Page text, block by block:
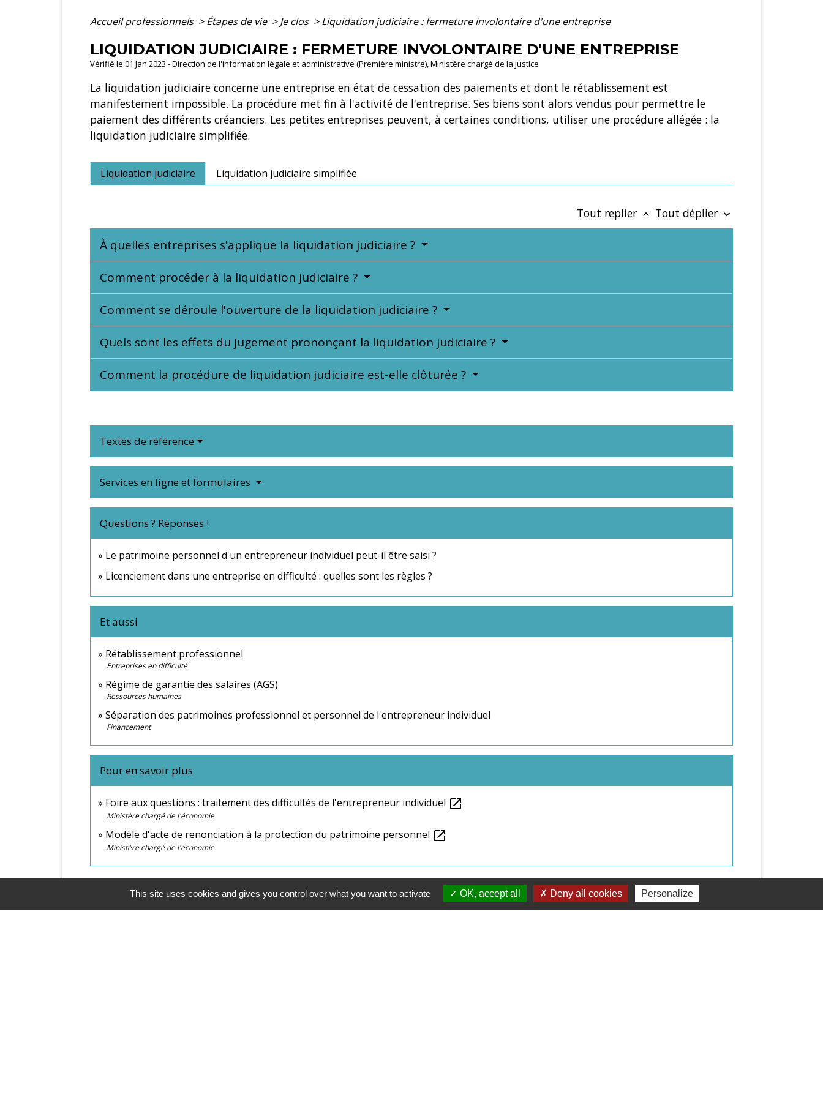
Accueil professionnels > Étapes de vie > Je clos > Liquidation judiciaire : fermeture involontaire d'une entreprise
LIQUIDATION JUDICIAIRE : FERMETURE INVOLONTAIRE D'UNE ENTREPRISE
Vérifié le 01 Jan 2023 - Direction de l'information légale et administrative (Première ministre), Ministère chargé de la justice
La liquidation judiciaire concerne une entreprise en état de cessation des paiements et dont le rétablissement est
manifestement impossible. La procédure met fin à l'activité de l'entreprise. Ses biens sont alors vendus pour permettre le
paiement des différents créanciers. Les petites entreprises peuvent, à certaines conditions, utiliser une procédure allégée : la
liquidation judiciaire simplifiée.
Liquidation judiciaire Liquidation judiciaire simplifiée
Tout replier keyboard_arrow_up Tout déplier keyboard_arrow_down
À quelles entreprises s'applique la liquidation judiciaire ?
Comment procéder à la liquidation judiciaire ?
Comment se déroule l'ouverture de la liquidation judiciaire ?
Quels sont les effets du jugement prononçant la liquidation judiciaire ?
Comment la procédure de liquidation judiciaire est-elle clôturée ?
Textes de référence
Services en ligne et formulaires
Questions ? Réponses !
Le patrimoine personnel d'un entrepreneur individuel peut-il être saisi ?
Licenciement dans une entreprise en difficulté : quelles sont les règles ?
Et aussi
Rétablissement professionnel
Entreprises en difficulté
Régime de garantie des salaires (AGS)
Ressources humaines
Séparation des patrimoines professionnel et personnel de l'entrepreneur individuel
Financement
Pour en savoir plus
Foire aux questions : traitement des difficultés de l'entrepreneur individuel open_in_new
Ministère chargé de l'économie
Modèle d'acte de renonciation à la protection du patrimoine personnel open_in_new
Ministère chargé de l'économie
Signaler une erreur sur cette page
This site uses cookies and gives you control over what you want to activate OK, accept all Deny all cookies Personalize